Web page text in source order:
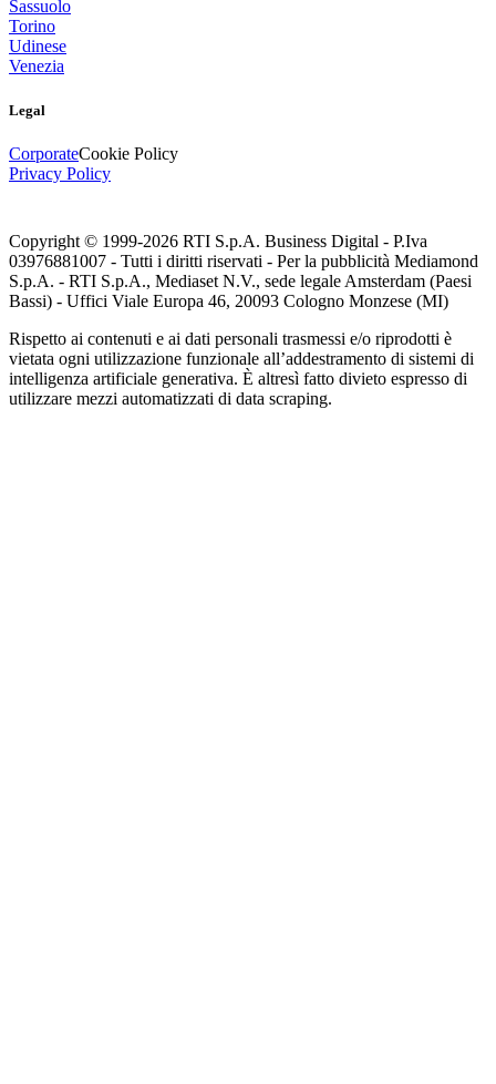
Sassuolo
Torino
Udinese
Venezia
Legal
CorporateCookie Policy
Privacy Policy
Copyright © 1999-2026 RTI S.p.A. Business Digital - P.Iva
03976881007 - Tutti i diritti riservati - Per la pubblicità Mediamond
S.p.A. - RTI S.p.A., Mediaset N.V., sede legale Amsterdam (Paesi
Bassi) - Uffici Viale Europa 46, 20093 Cologno Monzese (MI)
Rispetto ai contenuti e ai dati personali trasmessi e/o riprodotti è
vietata ogni utilizzazione funzionale all’addestramento di sistemi di
intelligenza artificiale generativa. È altresì fatto divieto espresso di
utilizzare mezzi automatizzati di data scraping.